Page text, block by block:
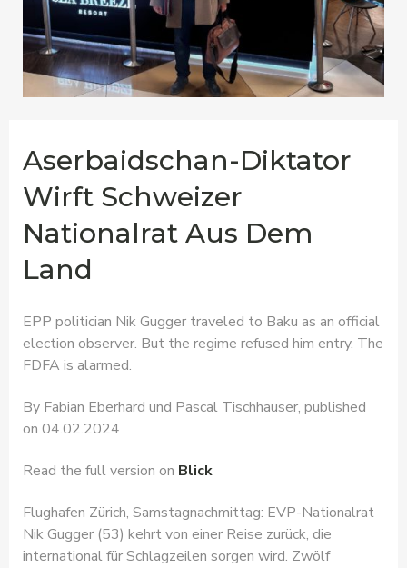
Aserbaidschan-Diktator
Wirft Schweizer
Nationalrat Aus Dem
Land
EPP politician Nik Gugger traveled to Baku as an official
election observer. But the regime refused him entry. The
FDFA is alarmed.
By Fabian Eberhard und Pascal Tischhauser, published
on 04.02.2024
Read the full version on Blick
Flughafen Zürich, Samstagnachmittag: EVP-Nationalrat
Nik Gugger (53) kehrt von einer Reise zurück, die
international für Schlagzeilen sorgen wird. Zwölf